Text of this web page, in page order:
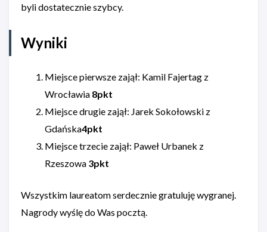
byli dostatecznie szybcy.
Wyniki
Miejsce pierwsze zajął: Kamil Fajertag z
Wrocławia 8pkt
Miejsce drugie zajął: Jarek Sokołowski z
Gdańska4pkt
Miejsce trzecie zajął: Paweł Urbanek z
Rzeszowa 3pkt
Wszystkim laureatom serdecznie gratuluję wygranej.
Nagrody wyślę do Was pocztą.